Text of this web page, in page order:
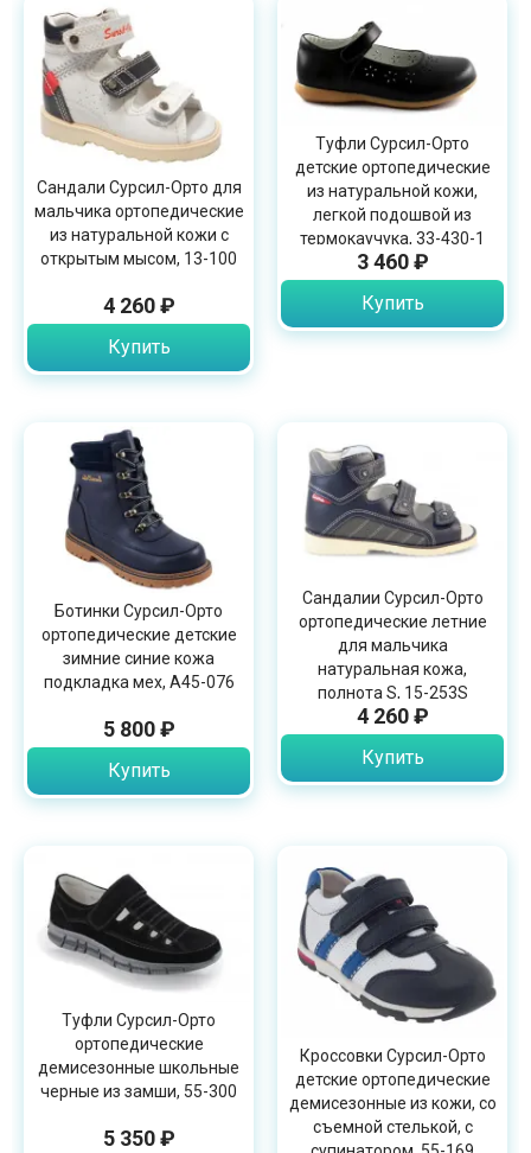
Сандали Сурсил-Орто для
мальчика ортопедические
из натуральной кожи с
открытым мысом, 13-100
4 260 ₽
Купить
Туфли Сурсил-Орто
детские ортопедические
из натуральной кожи,
легкой подошвой из
термокаучука, 33-430-1
3 460 ₽
Купить
Ботинки Сурсил-Орто
ортопедические детские
зимние синие кожа
подкладка мех, А45-076
5 800 ₽
Купить
Сандалии Сурсил-Орто
ортопедические летние
для мальчика
натуральная кожа,
полнота S, 15-253S
4 260 ₽
Купить
Туфли Сурсил-Орто
ортопедические
демисезонные школьные
черные из замши, 55-300
5 350 ₽
Кроссовки Сурсил-Орто
детские ортопедические
демисезонные из кожи, со
съемной стелькой, с